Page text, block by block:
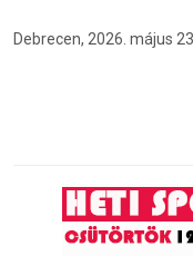
Debrecen, 2026. május 23.